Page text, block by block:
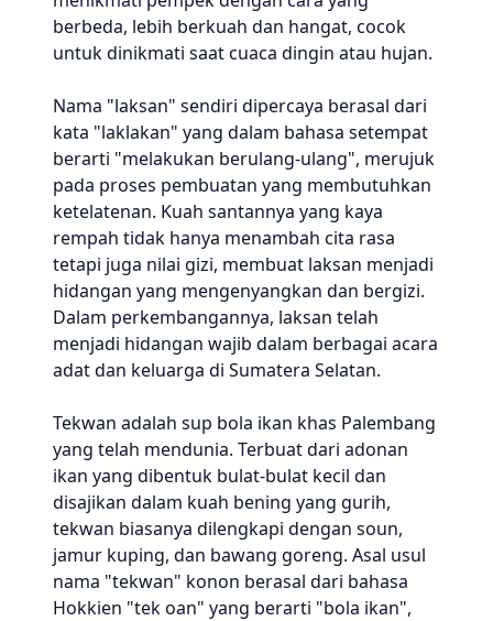
berbeda, lebih berkuah dan hangat, cocok
untuk dinikmati saat cuaca dingin atau hujan.
Nama "laksan" sendiri dipercaya berasal dari
kata "laklakan" yang dalam bahasa setempat
berarti "melakukan berulang-ulang", merujuk
pada proses pembuatan yang membutuhkan
ketelatenan. Kuah santannya yang kaya
rempah tidak hanya menambah cita rasa
tetapi juga nilai gizi, membuat laksan menjadi
hidangan yang mengenyangkan dan bergizi.
Dalam perkembangannya, laksan telah
menjadi hidangan wajib dalam berbagai acara
adat dan keluarga di Sumatera Selatan.
Tekwan adalah sup bola ikan khas Palembang
yang telah mendunia. Terbuat dari adonan
ikan yang dibentuk bulat-bulat kecil dan
disajikan dalam kuah bening yang gurih,
tekwan biasanya dilengkapi dengan soun,
jamur kuping, dan bawang goreng. Asal usul
nama "tekwan" konon berasal dari bahasa
Hokkien "tek oan" yang berarti "bola ikan",